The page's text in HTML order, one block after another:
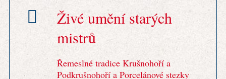
Živé umění starých
mistrů
Řemeslné tradice Krušnohoří a
Podkrušnohoří a Porcelánové stezky